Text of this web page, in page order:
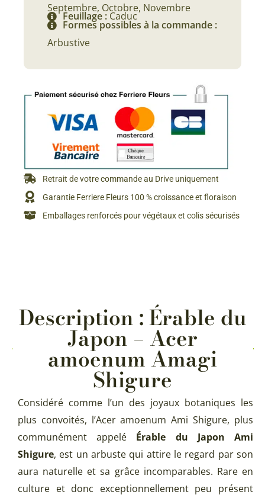
Septembre, Octobre, Novembre
Feuillage : Caduc
Formes possibles à la commande :
Arbustive
Retrait de votre commande au Drive uniquement
Garantie Ferriere Fleurs 100 % croissance et floraison
Emballages renforcés pour végétaux et colis sécurisés
Description : Érable du
Japon – Acer
amoenum Amagi
Shigure
Considéré comme l’un des joyaux botaniques les
plus convoités, l’Acer amoenum Ami Shigure, plus
communément appelé Érable du Japon Ami
Shigure, est un arbuste qui attire le regard par son
aura naturelle et sa grâce incomparables. Rare en
culture et donc exceptionnellement peu présent